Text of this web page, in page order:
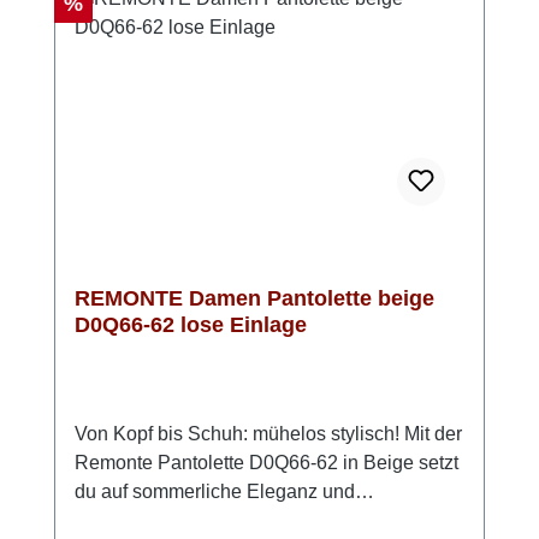
deine Füße auch nach vielen Schritten
REMONTE Damen Pantolette beige
D0Q66-62 lose Einlage
Von Kopf bis Schuh: mühelos stylisch! Mit der
Remonte Pantolette D0Q66-62 in Beige setzt
du auf sommerliche Eleganz und